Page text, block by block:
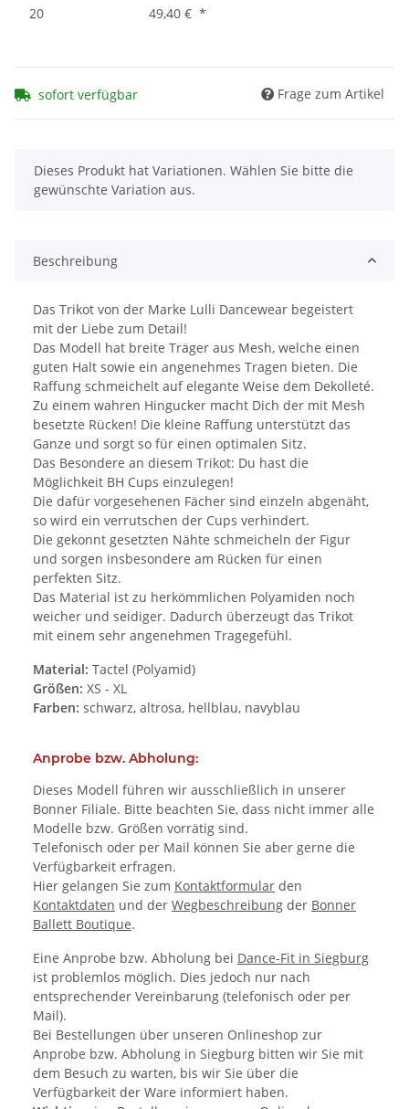
20
49,40 € *
sofort verfügbar Frage zum Artikel
x
Dieses Produkt hat Variationen. Wählen Sie bitte die
gewünschte Variation aus.
Beschreibung
Das Trikot von der Marke Lulli Dancewear begeistert
mit der Liebe zum Detail!
Das Modell hat breite Träger aus Mesh, welche einen
guten Halt sowie ein angenehmes Tragen bieten. Die
Raffung schmeichelt auf elegante Weise dem Dekolleté.
Zu einem wahren Hingucker macht Dich der mit Mesh
besetzte Rücken! Die kleine Raffung unterstützt das
Ganze und sorgt so für einen optimalen Sitz.
Das Besondere an diesem Trikot: Du hast die
Möglichkeit BH Cups einzulegen!
Die dafür vorgesehenen Fächer sind einzeln abgenäht,
so wird ein verrutschen der Cups verhindert.
Die gekonnt gesetzten Nähte schmeicheln der Figur
und sorgen insbesondere am Rücken für einen
perfekten Sitz.
Das Material ist zu herkömmlichen Polyamiden noch
weicher und seidiger. Dadurch überzeugt das Trikot
mit einem sehr angenehmen Tragegefühl.
Material: Tactel (Polyamid)
Größen: XS - XL
Farben: schwarz, altrosa, hellblau, navyblau
Anprobe bzw. Abholung:
Dieses Modell führen wir ausschließlich in unserer
Bonner Filiale. Bitte beachten Sie, dass nicht immer alle
Modelle bzw. Größen vorrätig sind.
Telefonisch oder per Mail können Sie aber gerne die
Verfügbarkeit erfragen.
Hier gelangen Sie zum Kontaktformular den
Kontaktdaten und der Wegbeschreibung der Bonner
Ballett Boutique.
Eine Anprobe bzw. Abholung bei Dance-Fit in Siegburg
ist problemlos möglich. Dies jedoch nur nach
entsprechender Vereinbarung (telefonisch oder per
Mail).
Bei Bestellungen über unseren Onlineshop zur
Anprobe bzw. Abholung in Siegburg bitten wir Sie mit
dem Besuch zu warten, bis wir Sie über die
Verfügbarkeit der Ware informiert haben.